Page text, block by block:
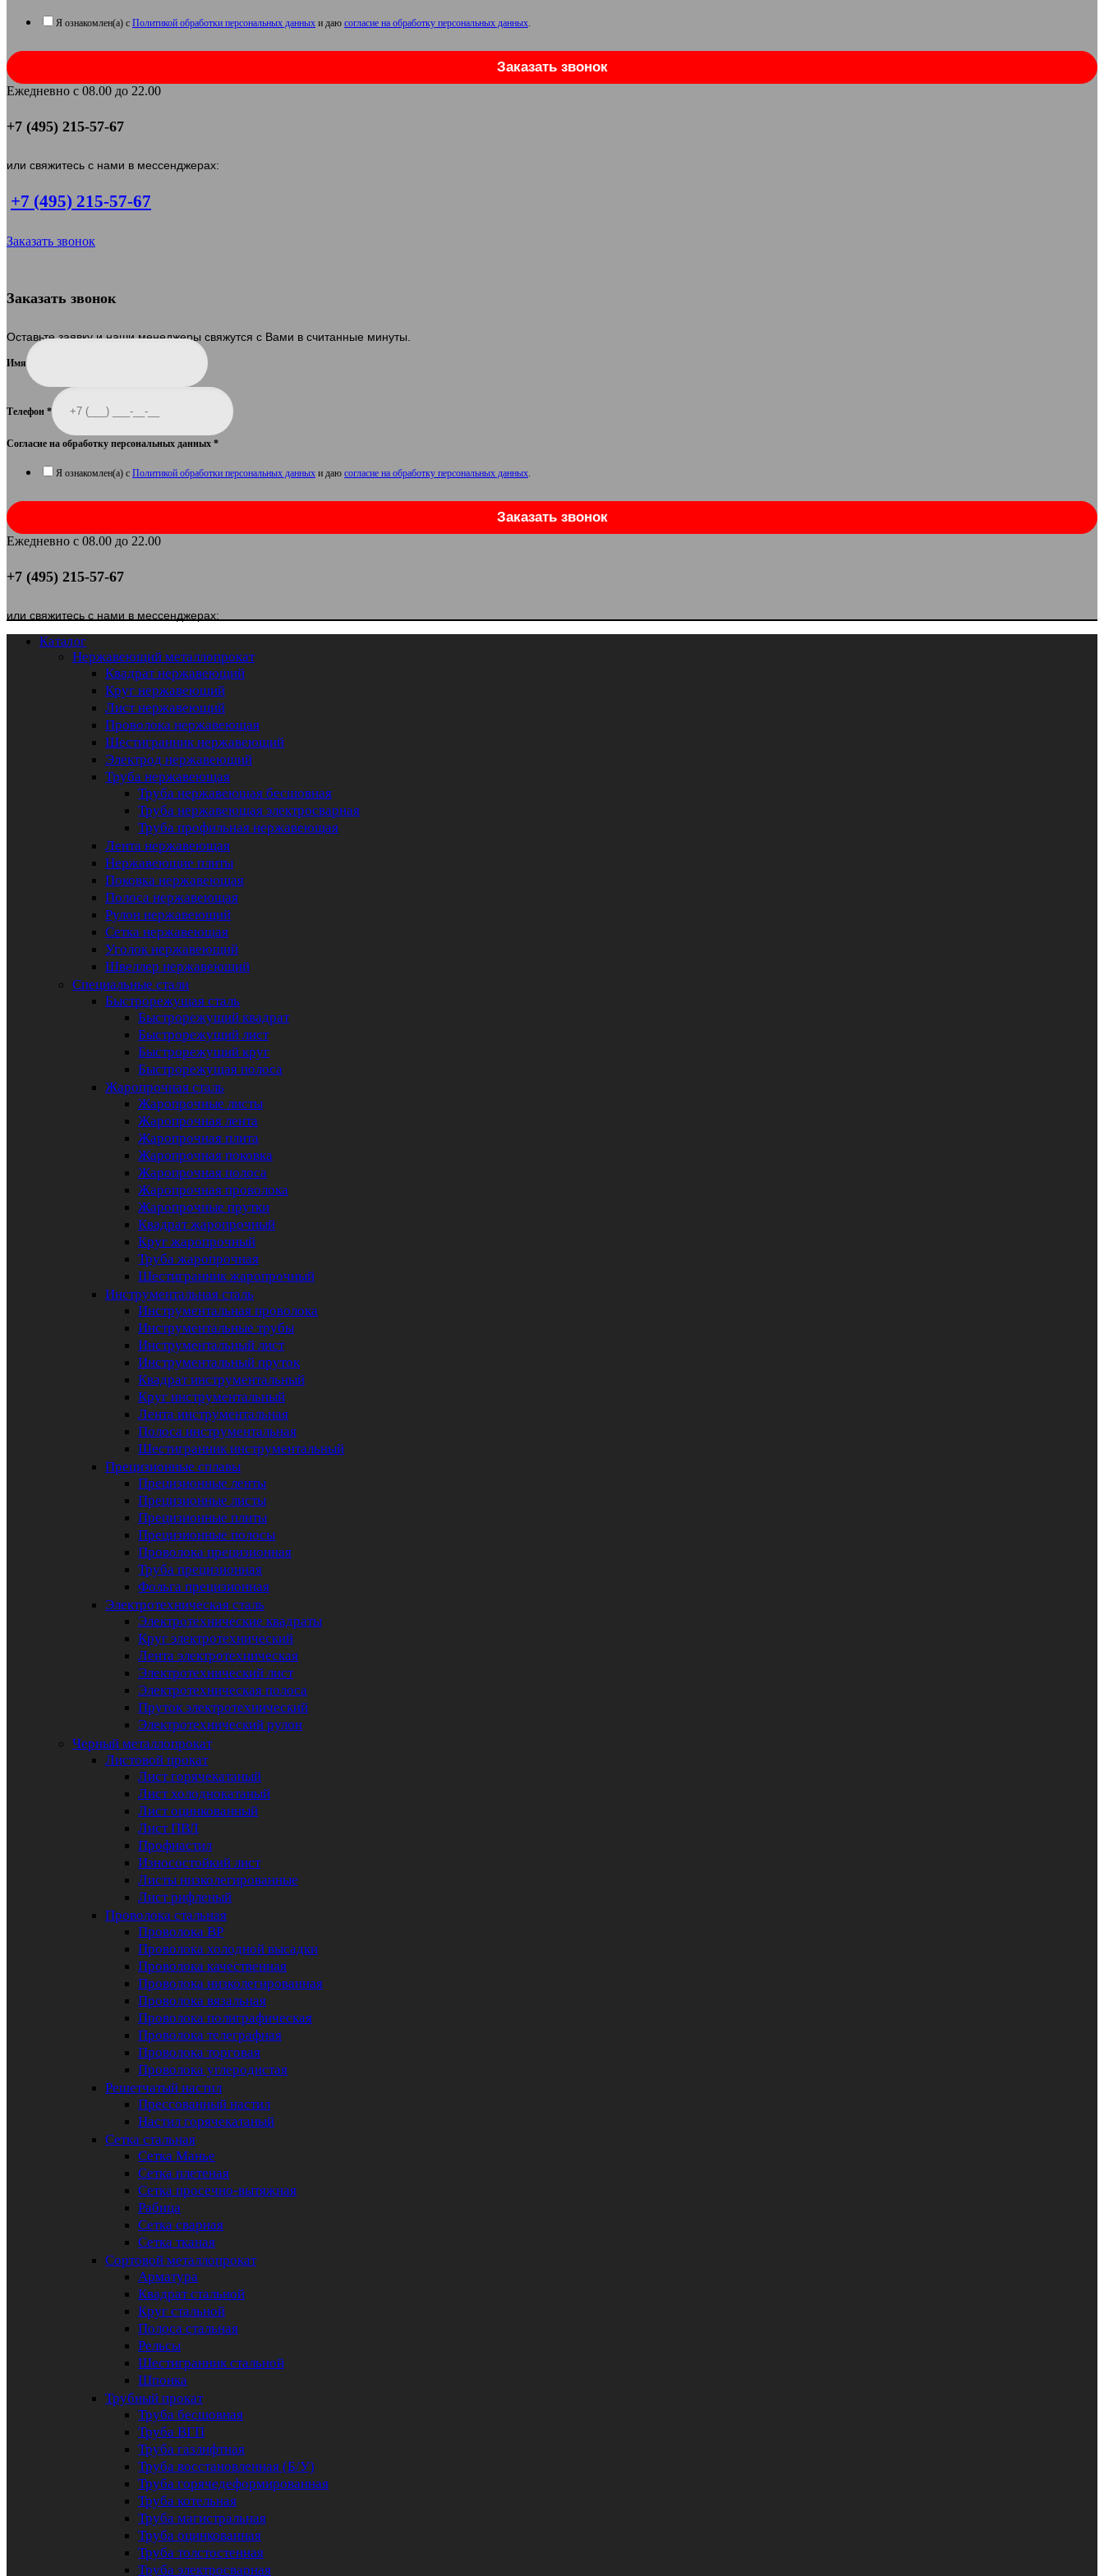
Я ознакомлен(а) с Политикой обработки персональных данных и даю согласие на обработку персональных данных.
Заказать звонок
Ежедневно с 08.00 до 22.00
+7 (495) 215-57-67
или свяжитесь с нами в мессенджерах:
+7 (495) 215-57-67
Заказать звонок
Заказать звонок
Оставьте заявку и наши менеджеры свяжутся с Вами в считанные минуты.
Имя
Телефон *
Согласие на обработку персональных данных *
Я ознакомлен(а) с Политикой обработки персональных данных и даю согласие на обработку персональных данных.
Заказать звонок
Ежедневно с 08.00 до 22.00
+7 (495) 215-57-67
или свяжитесь с нами в мессенджерах:
Каталог
Нержавеющий металлопрокат
Квадрат нержавеющий
Круг нержавеющий
Лист нержавеющий
Проволока нержавеющая
Шестигранник нержавеющий
Электрод нержавеющий
Труба нержавеющая
Труба нержавеющая бесшовная
Труба нержавеющая электросварная
Труба профильная нержавеющая
Лента нержавеющая
Нержавеющие плиты
Поковка нержавеющая
Полоса нержавеющая
Рулон нержавеющий
Сетка нержавеющая
Уголок нержавеющий
Швеллер нержавеющий
Специальные стали
Быстрорежущая сталь
Быстрорежущий квадрат
Быстрорежущий лист
Быстрорежущий круг
Быстрорежущая полоса
Жаропрочная сталь
Жаропрочные листы
Жаропрочная лента
Жаропрочная плита
Жаропрочная поковка
Жаропрочная полоса
Жаропрочная проволока
Жаропрочные прутки
Квадрат жаропрочный
Круг жаропрочный
Труба жаропрочная
Шестигранник жаропрочный
Инструментальная сталь
Инструментальная проволока
Инструментальные трубы
Инструментальный лист
Инструментальный пруток
Квадрат инструментальный
Круг инструментальный
Лента инструментальная
Полоса инструментальная
Шестигранник инструментальный
Прецизионные сплавы
Прецизионные ленты
Прецизионные листы
Прецизионные плиты
Прецизионные полосы
Проволока прецизионная
Труба прецизионная
Фольга прецизионная
Электротехническая сталь
Электротехнические квадраты
Круг электротехнический
Лента электротехническая
Электротехнический лист
Электротехническая полоса
Пруток электротехнический
Электротехнический рулон
Черный металлопрокат
Листовой прокат
Лист горячекатаный
Лист холоднокатаный
Лист оцинкованный
Лист ПВЛ
Профнастил
Износостойкий лист
Листы низколегированные
Лист рифленый
Проволока стальная
Проволока ВР
Проволока холодной высадки
Проволока качественная
Проволока низколегированная
Проволока вязальная
Проволока полиграфическая
Проволока телеграфная
Проволока торговая
Проволока углеродистая
Решетчатый настил
Прессованный настил
Настил горячекатаный
Сетка стальная
Сетка Манье
Сетка плетеная
Сетка просечно-вытяжная
Рабица
Сетка сварная
Сетка тканая
Сортовой металлопрокат
Арматура
Квадрат стальной
Круг стальной
Полоса стальная
Рельсы
Шестигранник стальной
Шпонка
Трубный прокат
Труба бесшовная
Труба ВГП
Труба газлифтная
Труба восстановленная (Б/У)
Труба горячедеформированная
Труба котельная
Труба магистральная
Труба оцинкованная
Труба толстостенная
Труба электросварная